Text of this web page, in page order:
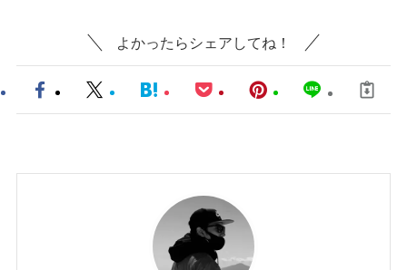
よかったらシェアしてね！